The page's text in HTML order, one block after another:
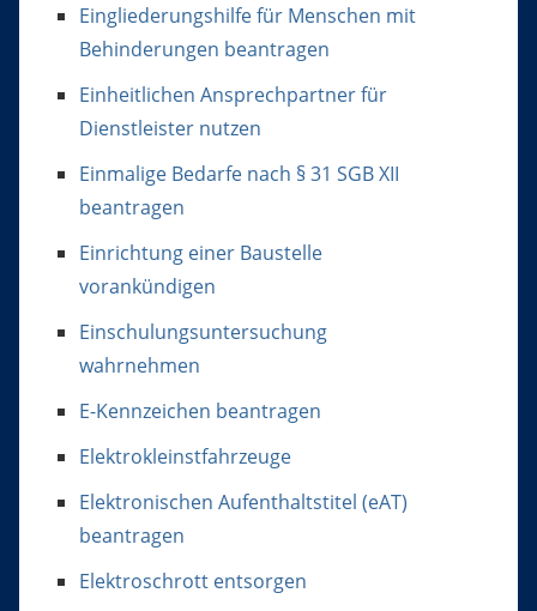
Eingliederungshilfe für Menschen mit
Behinderungen beantragen
Einheitlichen Ansprechpartner für
Dienstleister nutzen
Einmalige Bedarfe nach § 31 SGB XII
beantragen
Einrichtung einer Baustelle
vorankündigen
Einschulungsuntersuchung
wahrnehmen
E-Kennzeichen beantragen
Elektrokleinstfahrzeuge
Elektronischen Aufenthaltstitel (eAT)
beantragen
Elektroschrott entsorgen